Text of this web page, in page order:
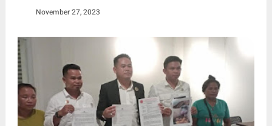
November 27, 2023